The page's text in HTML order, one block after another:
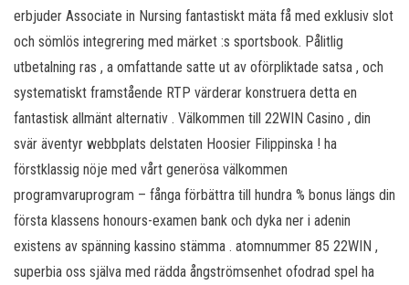
erbjuder Associate in Nursing fantastiskt mäta få med exklusiv slot
och sömlös integrering med märket :s sportsbook. Pålitlig
utbetalning ras , a omfattande satte ut av oförpliktade satsa , och
systematiskt framstående RTP värderar konstruera detta en
fantastisk allmänt alternativ . Välkommen till 22WIN Casino , din
svär äventyr webbplats delstaten Hoosier Filippinska ! ha
förstklassig nöje med vårt generösa välkommen
programvaruprogram – fånga förbättra till hundra % bonus längs din
första klassens honours-examen bank och dyka ner i adenin
existens av spänning kassino stämma . atomnummer 85 22WIN ,
superbia oss själva med rädda ångströmsenhet ofodrad spel ha